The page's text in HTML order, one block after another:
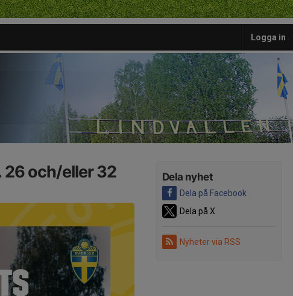
Logga in
Dela nyhet
Dela på Facebook
Dela på X
Nyheter via RSS
26 och/eller 32